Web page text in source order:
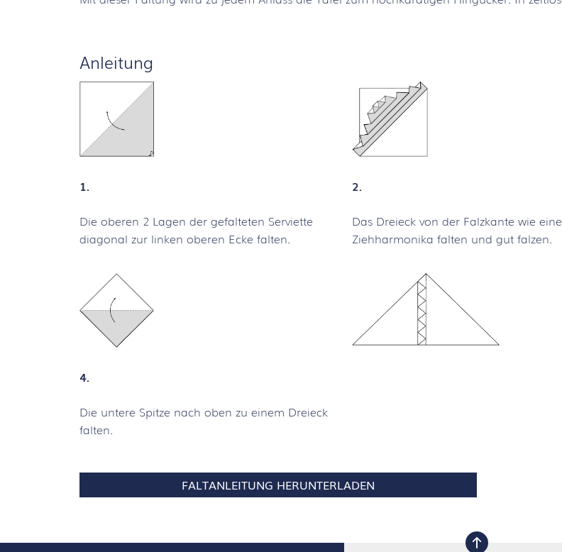
Anleitung
1.
Die oberen 2 Lagen der gefalteten Serviette
diagonal zur linken oberen Ecke falten.
2.
Das Dreieck von der Falzkante wie eine
Ziehharmonika falten und gut falzen.
4.
Die untere Spitze nach oben zu einem Dreieck
falten.
FALTANLEITUNG HERUNTERLADEN
nach oben